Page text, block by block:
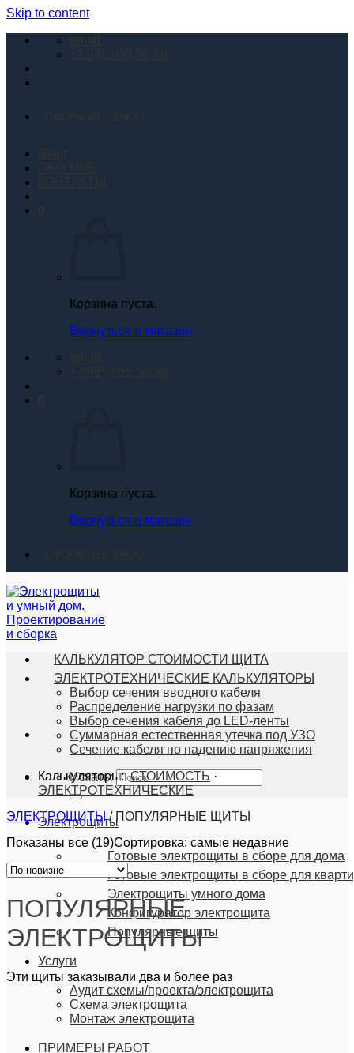
Skip to content
email
+7 985 055 50 50
ОФОРМИТЬ ЗАКАЗ
ОБО МНЕ
КОНТАКТЫ
Корзина пуста.
Вернуться в магазин
email
+7 985 055 50 50
Корзина пуста.
Вернуться в магазин
ОФОРМИТЬ ЗАКАЗ
Искать:
Электрощиты
Готовые электрощиты в сборе для дома
Готовые электрощиты в сборе для
Электрощиты умного дома
Конфигуратор электрощита
Популярные щиты
Услуги
Аудит схемы/проекта/электрощита
Схема электрощита
Монтаж электрощита
ПРИМЕРЫ РАБОТ
КАЛЬКУЛЯТОР СТОИМОСТИ ЩИТА
ЭЛЕКТРОТЕХНИЧЕСКИЕ КАЛЬКУЛЯТОРЫ
Выбор сечения вводного кабеля
Распределение нагрузки по фазам
Выбор сечения кабеля до LED-ленты
Суммарная естественная утечка под УЗО
Сечение кабеля по падению напряжения
Калькуляторы:СТОИМОСТЬ ·
ЭЛЕКТРОТЕХНИЧЕСКИЕ
ЭЛЕКТРОЩИТЫ /ПОПУЛЯРНЫЕ ЩИТЫ
Показаны все (19)Сортировка: самые недавние
ПОПУЛЯРНЫЕ
ЭЛЕКТРОЩИТЫ
Эти щиты заказывали два и более раз